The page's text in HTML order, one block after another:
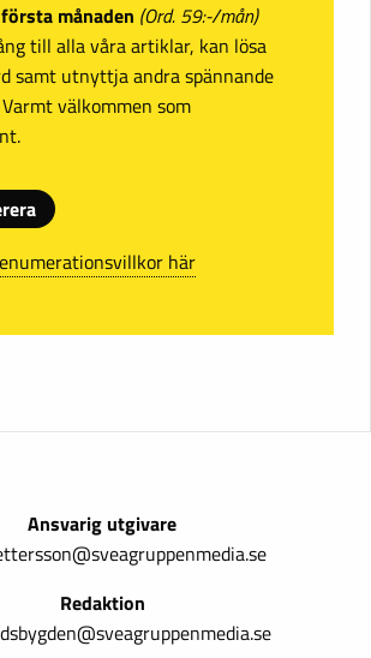
månaden (Ord. 59:-/mån)
till alla våra artiklar, kan lösa
samt utnyttja andra spännande
välkommen som
här
Ansvarig utgivare
Redaktion